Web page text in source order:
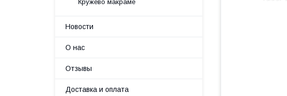
Кружево макраме
Новости
О нас
Отзывы
Доставка и оплата